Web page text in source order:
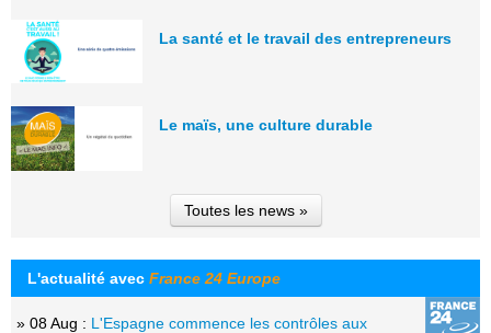
La santé et le travail des entrepreneurs
Le maïs, une culture durable
Toutes les news »
L'actualité avec France 24 Europe
» 08 Aug : L'Espagne commence les contrôles aux